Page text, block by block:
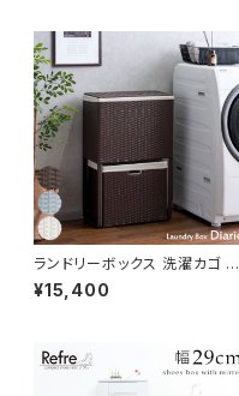
ランドリーボックス 洗濯カゴ 幅
50 奥行25 高さ80 完成品 新
生活 一人暮らし ランドリー収納
¥15,400